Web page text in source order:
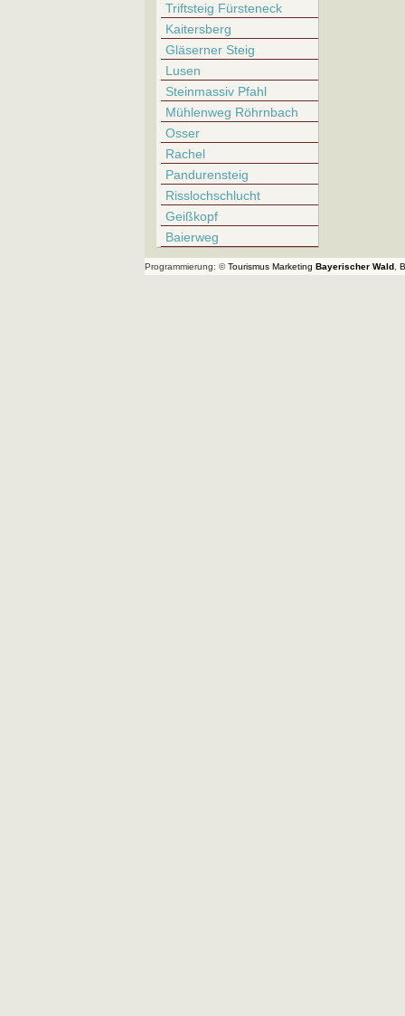
Triftsteig Fürsteneck
Kaitersberg
Gläserner Steig
Lusen
Steinmassiv Pfahl
Mühlenweg Röhrnbach
Osser
Rachel
Pandurensteig
Risslochschlucht
Geißkopf
Baierweg
Programmierung: ©Tourismus Marketing Bayerischer Wald